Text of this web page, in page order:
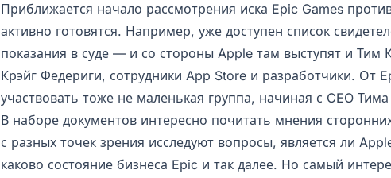
Приближается начало рассмотрения иска Epic Games
активно готовятся. Например, уже доступен список
показания в суде — и со стороны Apple там выступят и
Крэйг Федериги, сотрудники App Store и разработчики. От
участвовать тоже не маленькая группа, начиная с CEO
В наборе документов интересно почитать мнения
с разных точек зрения исследуют вопросы, является ли
каково состояние бизнеса Epic и так далее. Но самый